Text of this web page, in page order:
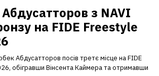
з NAVI
на FIDE Freestyle
Абдусатторов посів третє місце на FIDE
обігравши Вінсента Каймера та отримавши